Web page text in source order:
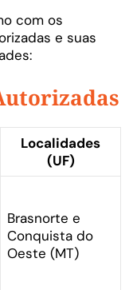
com os
e suas
Localidades
(UF)
Brasnorte e
Conquista do
Oeste (MT)